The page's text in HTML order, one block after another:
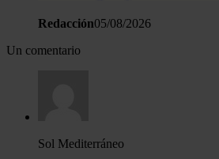
Redacción05/08/2026
Un comentario
Sol Mediterráneo